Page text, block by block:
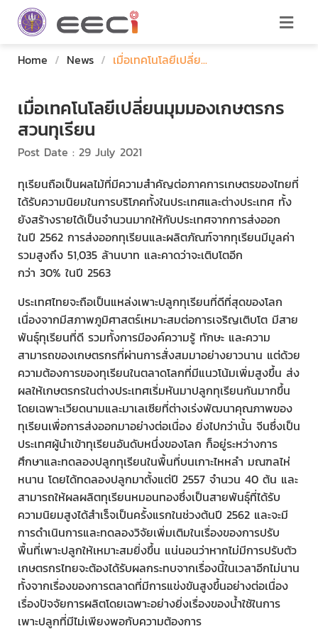
Home / News / เมื่อเทคโนโลยีเปลี่ย...
เมื่อเทคโนโลยีเปลี่ยนมุมมองเกษตรกร
สวนทุเรียน
Post Date : 29 July 2021
ทุเรียนถือเป็นผลไม้ที่มีความสำคัญต่อภาคการเกษตรของไทยที่
ได้รับความนิยมในการบริโภคทั้งในประเทศและต่างประเทศ ทั้ง
ยังสร้างรายได้เป็นจำนวนมากให้กับประเทศจากการส่งออก
ในปี 2562 การส่งออกทุเรียนและผลิตภัณฑ์จากทุเรียนมีมูลค่า
รวมสูงถึง 51,035 ล้านบาท และคาดว่าจะเติบโตอีก
กว่า 30% ในปี 2563
ประเทศไทยจะถือเป็นแหล่งเพาะปลูกทุเรียนที่ดีที่สุดของโลก
เนื่องจากมีสภาพภูมิศาสตร์เหมาะสมต่อการเจริญเติบโต มีสาย
พันธุ์ทุเรียนที่ดี รวมทั้งการมีองค์ความรู้ ทักษะ และความ
สามารถของเกษตรกรที่ผ่านการสั่งสมมาอย่างยาวนาน แต่ด้วย
ความต้องการของทุเรียนในตลาดโลกที่มีแนวโน้มเพิ่มสูงขึ้น ส่ง
ผลให้เกษตรกรในต่างประเทศเริ่มหันมาปลูกทุเรียนกันมากขึ้น
โดยเฉพาะเวียดนามและมาเลเซียที่ต่างเร่งพัฒนาคุณภาพของ
ทุเรียนเพื่อการส่งออกมาอย่างต่อเนื่อง ยิ่งไปกว่านั้น จีนซึ่งเป็น
ประเทศผู้นำเข้าทุเรียนอันดับหนึ่งของโลก ก็อยู่ระหว่างการ
ศึกษาและทดลองปลูกทุเรียนในพื้นที่บนเกาะไหหลำ มณฑลไห่
หนาน โดยได้ทดลองปลูกมาตั้งแต่ปี 2557 จำนวน 40 ต้น และ
สามารถให้ผลผลิตทุเรียนหมอนทองซึ่งเป็นสายพันธุ์ที่ได้รับ
ความนิยมสูงได้สำเร็จเป็นครั้งแรกในช่วงต้นปี 2562 และจะมี
การดำเนินการและทดลองวิจัยเพิ่มเติมในเรื่องของการปรับ
พื้นที่เพาะปลูกให้เหมาะสมยิ่งขึ้น แน่นอนว่าหากไม่มีการปรับตัว
เกษตรกรไทยจะต้องได้รับผลกระทบจากเรื่องนี้ในเวลาอีกไม่นาน
ทั้งจากเรื่องของการตลาดที่มีการแข่งขันสูงขึ้นอย่างต่อเนื่อง
เรื่องปัจจัยการผลิตโดยเฉพาะอย่างยิ่งเรื่องของน้ำใช้ในการ
เพาะปลูกที่มีไม่เพียงพอกับความต้องการ